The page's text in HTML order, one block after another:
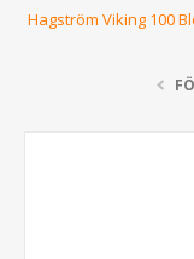
Hagström Viking 100